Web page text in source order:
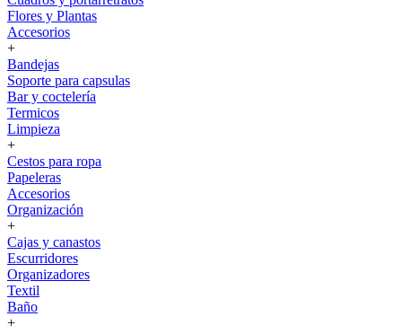
Flores y Plantas
Accesorios
+
Bandejas
Soporte para capsulas
Bar y coctelería
Termicos
Limpieza
+
Cestos para ropa
Papeleras
Accesorios
Organización
+
Cajas y canastos
Escurridores
Organizadores
Textil
Baño
+